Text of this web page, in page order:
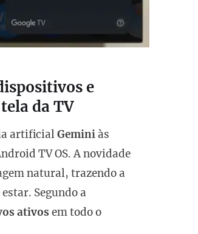
e
da TV
artificialGeminiàs
TV OS. A novidade
natural, trazendo a
Segundo a
ativos em todo o